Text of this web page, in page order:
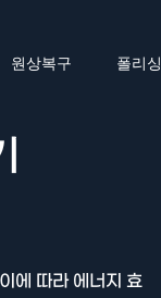
원상복구 폴리싱
에 따라 에너지 효